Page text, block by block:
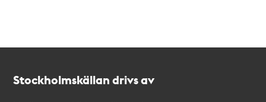
Stockholmskällan drivs av